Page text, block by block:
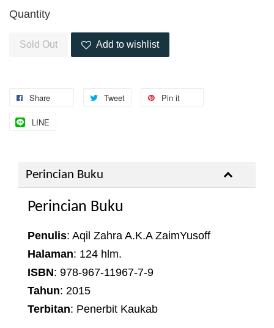
Quantity
Sold Out Add to wishlist
Share Tweet Pin it
LINE
Perincian Buku
Perincian Buku
Penulis: Aqil Zahra A.K.A ZaimYusoff
Halaman: 124 hlm.
ISBN: 978-967-11967-7-9
Tahun: 2015
Terbitan: Penerbit Kaukab